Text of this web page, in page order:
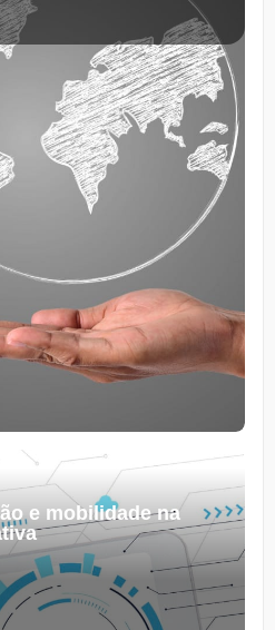
e mobilidade na